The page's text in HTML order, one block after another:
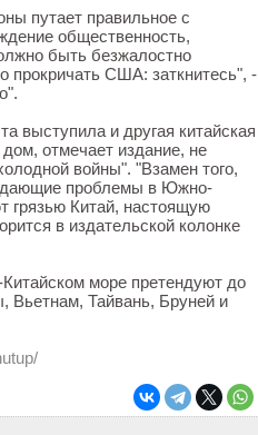
путает правильное с
общественность,
быть безжалостно
прокричать США: заткнитесь", -
выступила и другая китайская
отмечает издание, не
войны". "Взамен того,
проблемы в Южно-
грязью Китай, настоящую
в издательской колонке
море претендуют до
Вьетнам, Тайвань, Бруней и